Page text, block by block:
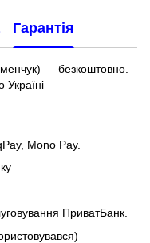
Гарантія
— безкоштовно.
Mono Pay.
ПриватБанк.